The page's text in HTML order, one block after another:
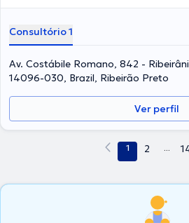
Consultório 1
Av. Costábile Romano, 842 -
14096-030, Brazil, Ribeirão Preto
Ver perfil
1 2 ...